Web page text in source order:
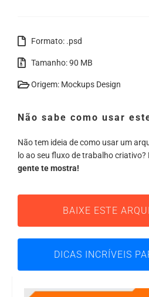
Formato: .psd
Tamanho: 90 MB
Origem: Mockups Design
Não sabe como usar
Não tem ideia de como usar um
lo ao seu fluxo de trabalho criativo?
gente te mostra!
BAIXE ESTE
DICAS INCRÍVEIS